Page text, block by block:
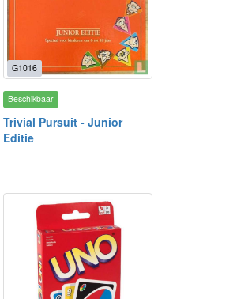
G1016
Beschikbaar
Trivial Pursuit - Junior
Editie